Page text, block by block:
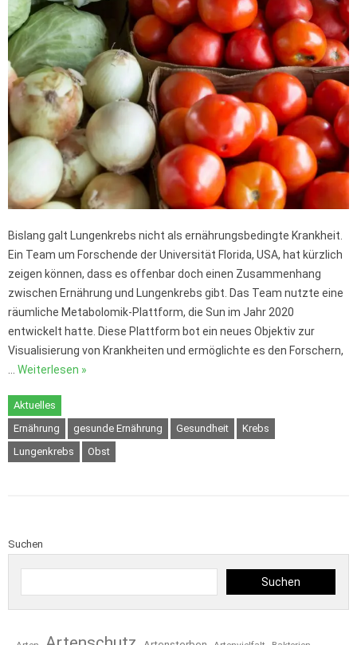
Bislang galt Lungenkrebs nicht als ernährungsbedingte Krankheit.
Ein Team um Forschende der Universität Florida, USA, hat kürzlich
zeigen können, dass es offenbar doch einen Zusammenhang
zwischen Ernährung und Lungenkrebs gibt. Das Team nutzte eine
räumliche Metabolomik-Plattform, die Sun im Jahr 2020
entwickelt hatte. Diese Plattform bot ein neues Objektiv zur
Visualisierung von Krankheiten und ermöglichte es den Forschern,
… Weiterlesen »
Aktuelles
Ernährung
gesunde Ernährung Gesundheit
Krebs
Lungenkrebs
Obst
Suchen
Suchen